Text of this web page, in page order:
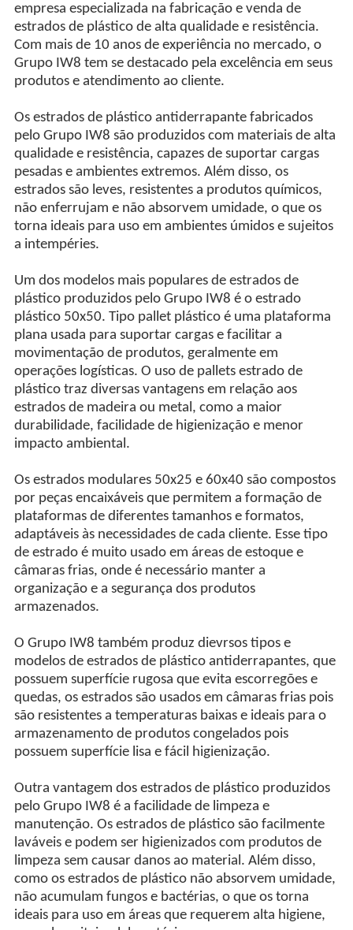
empresa especializada na fabricação e venda de
estrados de plástico de alta qualidade e resistência.
Com mais de 10 anos de experiência no mercado, o
Grupo IW8 tem se destacado pela excelência em seus
produtos e atendimento ao cliente.
Os estrados de plástico antiderrapante fabricados
pelo Grupo IW8 são produzidos com materiais de alta
qualidade e resistência, capazes de suportar cargas
pesadas e ambientes extremos. Além disso, os
estrados são leves, resistentes a produtos químicos,
não enferrujam e não absorvem umidade, o que os
torna ideais para uso em ambientes úmidos e sujeitos
a intempéries.
Um dos modelos mais populares de estrados de
plástico produzidos pelo Grupo IW8 é o estrado
plástico 50x50. Tipo pallet plástico é uma plataforma
plana usada para suportar cargas e facilitar a
movimentação de produtos, geralmente em
operações logísticas. O uso de pallets estrado de
plástico traz diversas vantagens em relação aos
estrados de madeira ou metal, como a maior
durabilidade, facilidade de higienização e menor
impacto ambiental.
Os estrados modulares 50x25 e 60x40 são compostos
por peças encaixáveis que permitem a formação de
plataformas de diferentes tamanhos e formatos,
adaptáveis às necessidades de cada cliente. Esse tipo
de estrado é muito usado em áreas de estoque e
câmaras frias, onde é necessário manter a
organização e a segurança dos produtos
armazenados.
O Grupo IW8 também produz dievrsos tipos e
modelos de estrados de plástico antiderrapantes, que
possuem superfície rugosa que evita escorregões e
quedas, os estrados são usados em câmaras frias pois
são resistentes a temperaturas baixas e ideais para o
armazenamento de produtos congelados pois
possuem superfície lisa e fácil higienização.
Outra vantagem dos estrados de plástico produzidos
pelo Grupo IW8 é a facilidade de limpeza e
manutenção. Os estrados de plástico são facilmente
laváveis e podem ser higienizados com produtos de
limpeza sem causar danos ao material. Além disso,
como os estrados de plástico não absorvem umidade,
não acumulam fungos e bactérias, o que os torna
ideais para uso em áreas que requerem alta higiene,